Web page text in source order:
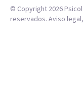
© Copyright 2026
reservados. Aviso legal,